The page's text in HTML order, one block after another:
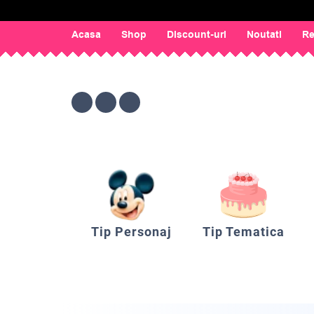
Acasa Shop Discount-uri Noutati
Tip Personaj Tip Tematica